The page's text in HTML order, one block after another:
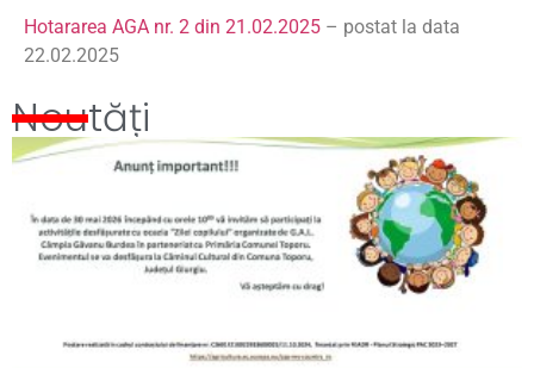
Hotararea AGA nr. 2 din 21.02.2025 – postat la data
22.02.2025
Noutăți